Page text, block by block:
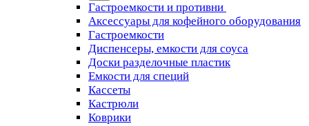
Гастроемкости и противни
Аксессуары для кофейного оборудования
Гастроемкости
Диспенсеры, емкости для соуса
Доски разделочные пластик
Емкости для специй
Кассеты
Кастрюли
Коврики